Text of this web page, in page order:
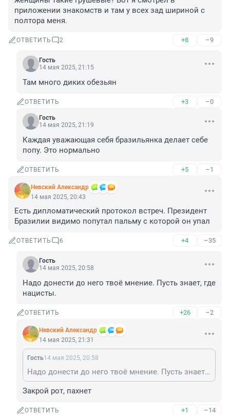
приложении знакомств и там у всех зад шириной с
полтора меня.
ОТВЕТИТЬ 2 +8 –9
Гость
14 мая 2025, 21:15
Там много диких обезьян
ОТВЕТИТЬ +3 –0
Гость
14 мая 2025, 21:19
Каждая уважающая себя бразильянка делает себе
попу. Это нормально
ОТВЕТИТЬ +5 –1
Невский Александр
14 мая 2025, 20:43
Есть дипломатический протокол встреч. Президент
Бразилии видимо попутал пальму с которой он упал
ОТВЕТИТЬ 6 +4 –35
Гость
14 мая 2025, 20:58
Надо донести до него твоё мнение. Пусть знает, где
нацисты.
ОТВЕТИТЬ +26 –2
Невский Александр
14 мая 2025, 21:31
Гость14 мая 2025, 20:58
Надо донести до него твоё мнение. Пусть знает, где нацисты.
Закрой рот, пахнет
ОТВЕТИТЬ +1 –14